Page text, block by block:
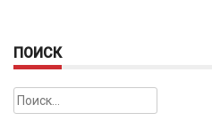
ПОИСК
Найти: